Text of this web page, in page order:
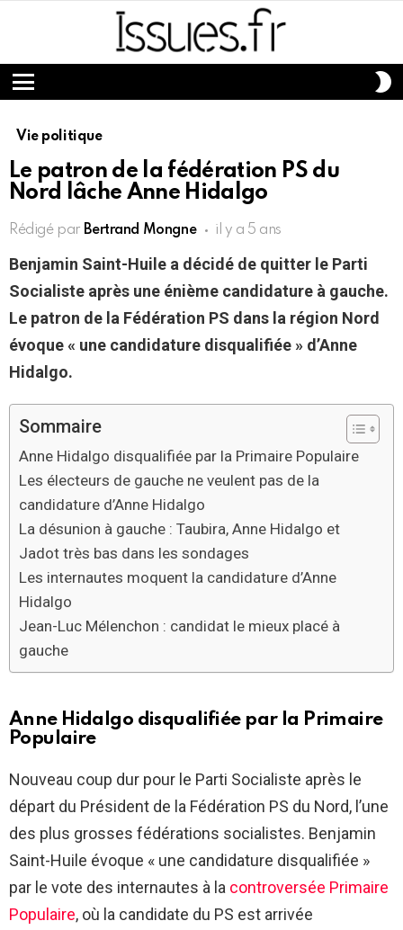
Menu
Vie politique
Le patron de la fédération PS du
Nord lâche Anne Hidalgo
Rédigé par Bertrand Mongne il y a 5 ans
Benjamin Saint-Huile a décidé de quitter le Parti
Socialiste après une énième candidature à gauche.
Le patron de la Fédération PS dans la région Nord
évoque « une candidature disqualifiée » d’Anne
Hidalgo.
Sommaire
Anne Hidalgo disqualifiée par la Primaire Populaire
Les électeurs de gauche ne veulent pas de la
candidature d’Anne Hidalgo
La désunion à gauche : Taubira, Anne Hidalgo et
Jadot très bas dans les sondages
Les internautes moquent la candidature d’Anne
Hidalgo
Jean-Luc Mélenchon : candidat le mieux placé à
gauche
Anne Hidalgo disqualifiée par la Primaire
Populaire
Nouveau coup dur pour le Parti Socialiste après le
départ du Président de la Fédération PS du Nord, l’une
des plus grosses fédérations socialistes. Benjamin
Saint-Huile évoque « une candidature disqualifiée »
par le vote des internautes à la controversée Primaire
Populaire, où la candidate du PS est arrivée